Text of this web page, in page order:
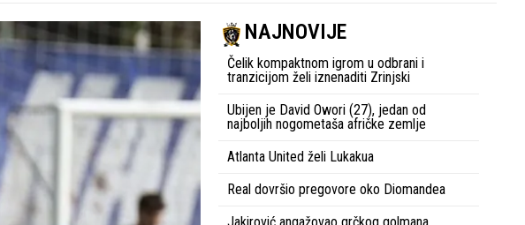
NAJNOVIJE
Čelik kompaktnom igrom u odbrani i
tranzicijom želi iznenaditi Zrinjski
Ubijen je David Owori (27), jedan od
najboljih nogometaša afričke zemlje
Atlanta United želi Lukakua
Real dovršio pregovore oko Diomandea